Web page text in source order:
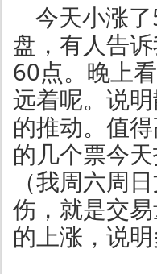
今天小涨
盘，有人告
60点。晚上
远着呢。说
的推动。值
的几个票今
（我周六周
伤，就是交
的上涨，说